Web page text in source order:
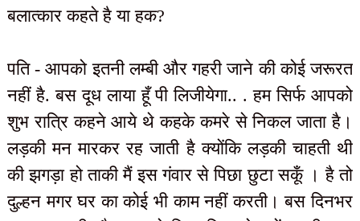
बलात्कार कहते है या हक?
पति - आपको इतनी लम्बी और गहरी जाने की कोई जरूरत
नहीं है. बस दूध लाया हूँ पी लिजीयेगा.. . हम सिर्फ आपको
शुभ रात्रि कहने आये थे कहके कमरे से निकल जाता है।
लड़की मन मारकर रह जाती है क्योंकि लड़की चाहती थी
की झगड़ा हो ताकी मैं इस गंवार से पिछा छुटा सकूँ । है तो
दुल्हन मगर घर का कोई भी काम नहीं करती। बस दिनभर